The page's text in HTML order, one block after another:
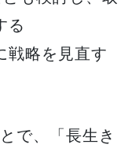
る
戦略を見直す
で、「長生き